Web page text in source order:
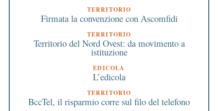
TERRITORIO
Firmata la convenzione con Ascomfidi
TERRITORIO
Territorio del Nord Ovest: da movimento a
istituzione
EDICOLA
L’edicola
TERRITORIO
BccTel, il risparmio corre sul filo del telefono